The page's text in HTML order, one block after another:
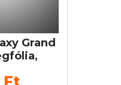
Grand
9H
Ft